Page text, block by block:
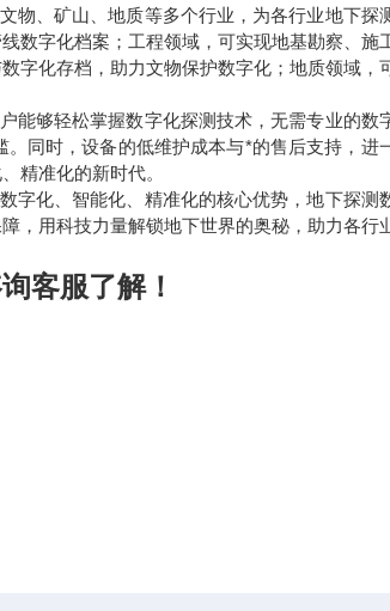
物、矿山、地质等多个行业，为各行业地下探
数字化档案；工程领域，可实现地基勘察、施
字化存档，助力文物保护数字化；地质领域，
能够轻松掌握数字化探测技术，无需专业的数
同时，设备的低维护成本与*的售后支持，进
精准化的新时代。
字化、智能化、精准化的核心优势，地下探测
，用科技力量解锁地下世界的奥秘，助力各行
客服了解！